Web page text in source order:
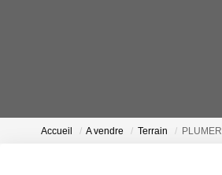
Accueil A vendre Terrain